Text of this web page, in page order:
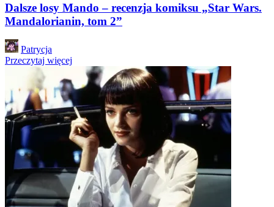
Dalsze losy Mando – recenzja komiksu „Star Wars.
Mandalorianin, tom 2”
Posted
by
Patrycja
Przeczytaj więcej